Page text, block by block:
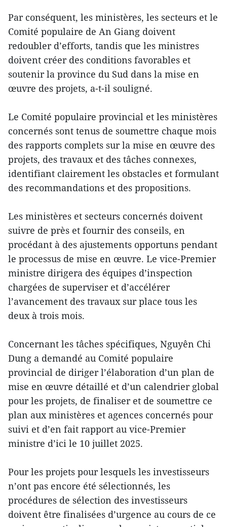
Par conséquent, les ministères, les secteurs et le
Comité populaire de An Giang doivent
redoubler d’efforts, tandis que les ministres
doivent créer des conditions favorables et
soutenir la province du Sud dans la mise en
œuvre des projets, a-t-il souligné.
Le Comité populaire provincial et les ministères
concernés sont tenus de soumettre chaque mois
des rapports complets sur la mise en œuvre des
projets, des travaux et des tâches connexes,
identifiant clairement les obstacles et formulant
des recommandations et des propositions.
Les ministères et secteurs concernés doivent
suivre de près et fournir des conseils, en
procédant à des ajustements opportuns pendant
le processus de mise en œuvre. Le vice-Premier
ministre dirigera des équipes d’inspection
chargées de superviser et d’accélérer
l’avancement des travaux sur place tous les
deux à trois mois.
Concernant les tâches spécifiques, Nguyên Chi
Dung a demandé au Comité populaire
provincial de diriger l’élaboration d’un plan de
mise en œuvre détaillé et d’un calendrier global
pour les projets, de finaliser et de soumettre ce
plan aux ministères et agences concernés pour
suivi et d’en fait rapport au vice-Premier
ministre d’ici le 10 juillet 2025.
Pour les projets pour lesquels les investisseurs
n’ont pas encore été sélectionnés, les
procédures de sélection des investisseurs
doivent être finalisées d’urgence au cours de ce